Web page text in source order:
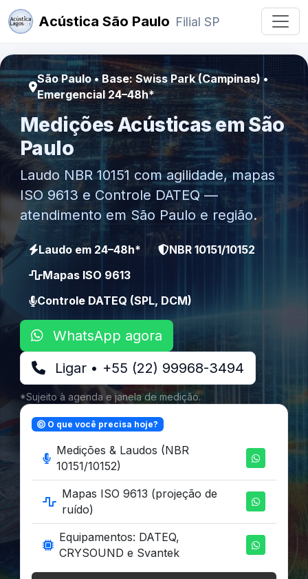
Acústica São Paulo Filial SP
São Paulo • Base: Swiss Park (Campinas) •
Emergencial 24–48h*
Medições Acústicas em São
Paulo
Laudo NBR 10151 com agilidade, mapas
ISO 9613 e Controle DATEQ —
atendimento em São Paulo e região.
Laudo em 24–48h*
NBR 10151/10152
Mapas ISO 9613
Controle DATEQ (SPL, DCM)
WhatsApp agora
Ligar • +55 (22) 99968-3494
*Sujeito à agenda e janela de medição.
O que você precisa hoje?
Medições & Laudos (NBR
10151/10152)
Mapas ISO 9613 (projeção de
ruído)
Equipamentos: DATEQ,
CRYSOUND e Svantek